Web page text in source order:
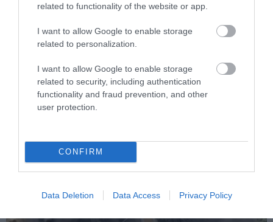
related to functionality of the website or app.
I want to allow Google to enable storage
related to personalization.
I want to allow Google to enable storage
related to security, including authentication
functionality and fraud prevention, and other
user protection.
CONFIRM
Data Deletion Data Access Privacy Policy
ΕΣΩΤΕΡΙΚΗ ΑΣΦΑΛΕΙΑ
Προφυλακιστέοι ο δήμαρχος Στυλίδας
και ακόμα δύο κατηγορούμενοι για την
μεγάλη φωτιά στην Βοιωτία
07.08.2026 | 07:10